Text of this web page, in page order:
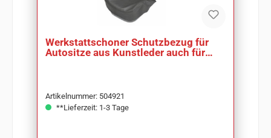
Werkstattschoner Schutzbezug für
Autositze aus Kunstleder auch für
Artikelnummer: 504921
**Lieferzeit: 1-3 Tage